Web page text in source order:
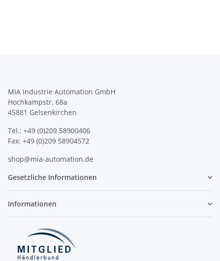
MIA Industrie Automation GmbH
Hochkampstr. 68a
45881 Gelsenkirchen
Tel.: +49 (0)209 58900406
Fax: +49 (0)209 58904572
shop@mia-automation.de
Gesetzliche Informationen
Informationen